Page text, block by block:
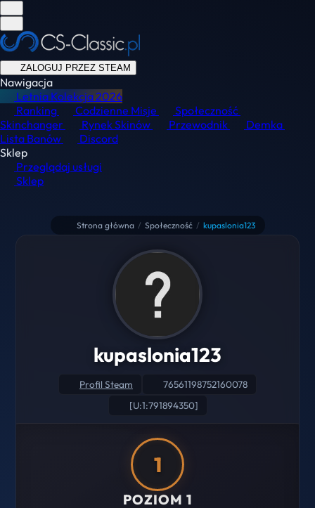
ZALOGUJ PRZEZ STEAM
Nawigacja
Letnia Kolekcja2026
Ranking
Codzienne Misje
Społeczność
Skinchanger
Rynek Skinów Przewodnik
Demka
Lista Banów
Discord
Sklep
Przeglądaj usługi
Sklep
Strona główna / Społeczność / kupaslonia123
kupaslonia123
Profil Steam
76561198752160078
[U:1:791894350]
1
POZIOM 1